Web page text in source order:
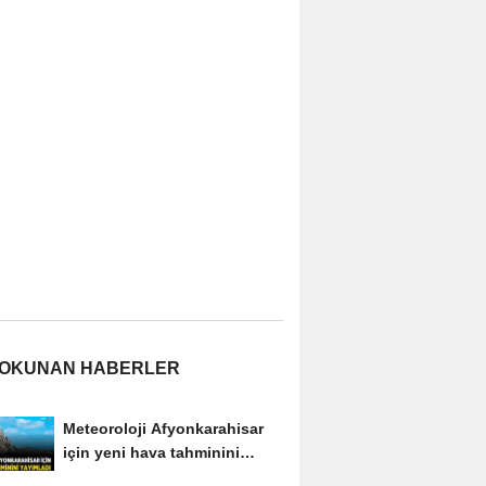
HABERLER
Meteoroloji Afyonkarahisar
için yeni hava tahminini